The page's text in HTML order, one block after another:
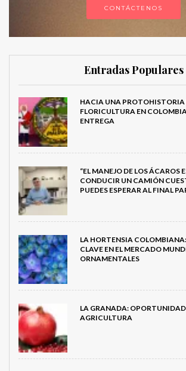
CONTÁCTENOS
Entradas Populares
HACIA UNA PROTOHISTORIA
FLORICULTURA EN
ENTREGA
“EL MANEJO DE LOS ÁCAROS
CONDUCIR UN CAMIÓN
PUEDES ESPERAR AL FINAL
LA HORTENSIA
CLAVE EN EL MERCADO
ORNAMENTALES
LA GRANADA:
AGRICULTURA